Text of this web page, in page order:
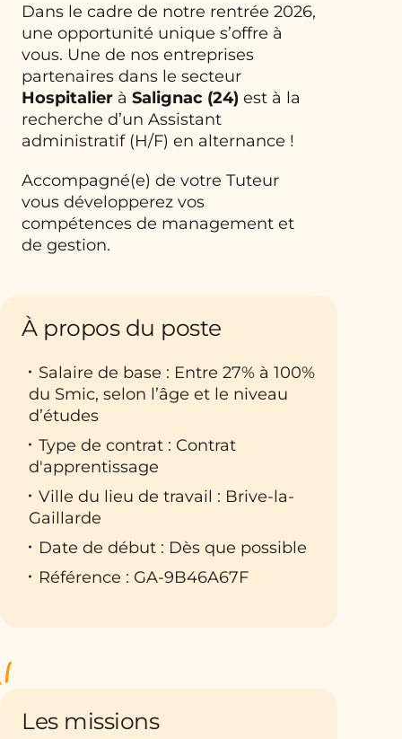
Dans le cadre de notre rentrée 2026,
une opportunité unique s’offre à
vous. Une de nos entreprises
partenaires dans le secteur
Hospitalier à Salignac (24) est à la
recherche d’un Assistant
administratif (H/F) en alternance !
Accompagné(e) de votre Tuteur
vous développerez vos
compétences de management et
de gestion.
À propos du poste
Salaire de base : Entre 27% à 100%
du Smic, selon l’âge et le niveau
d’études
Type de contrat : Contrat
d'apprentissage
Ville du lieu de travail : Brive-la-
Gaillarde
Date de début : Dès que possible
Référence : GA-9B46A67F
Les missions